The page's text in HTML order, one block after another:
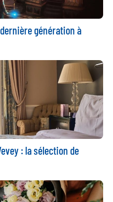
dernière génération à
: la sélection de